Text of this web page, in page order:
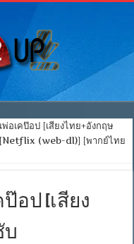
เคป๊อป [เสียงไทย+อังกฤษ
(web-dl)] [พากย์ไทย
ป๊อป [เสียง
บ